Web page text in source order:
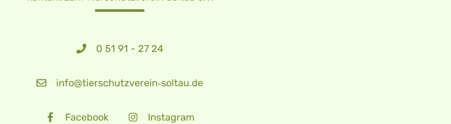
0 51 91 - 27 24
info@tierschutzverein‑soltau.de
Facebook Instagram